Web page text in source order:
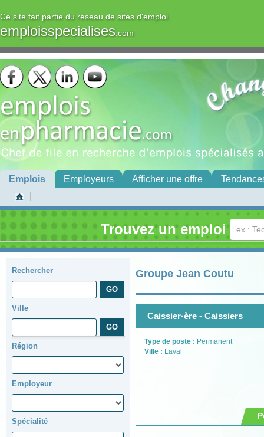
Ce site fait partie du réseau de sites d'emploi
emploisspecialises.com
Emplois Employeurs Afficher une offre
Trouvez un emploi
Rechercher
Ville
Région
Employeur
Spécialité
Groupe Jean Coutu
Caissier·ère - Caissiers
Type de poste : Permanent
Ville : Laval